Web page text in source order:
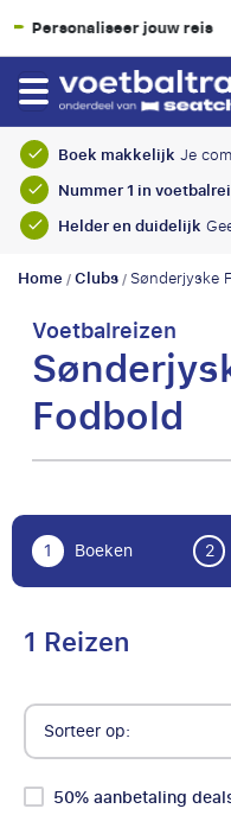
reis
Boek makkelijk Je
Nummer 1 in
Helder en duidelijk
Home/Clubs/Sønderjyske
Voetbalreizen
Fodbold
1 Boeken 2
1 Reizen
Sorteer op:
50% aanbetaling